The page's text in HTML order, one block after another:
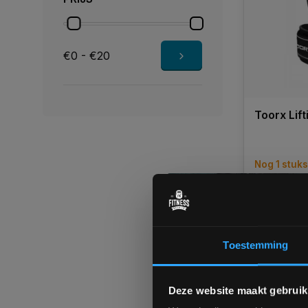
Toestemming
Deze website maakt
€0 - €20
Toorx
Nog 1